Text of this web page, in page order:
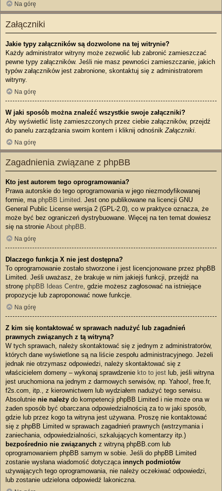
Na górę
Załączniki
Jakie typy załączników są dozwolone na tej witrynie?
Każdy administrator witryny może zezwolić lub zabronić zamieszczać
pewne typy załączników. Jeśli nie masz pewności zamieszczanie, jakich
typów załączników jest zabronione, skontaktuj się z administratorem
witryny.
Na górę
W jaki sposób można znaleźć wszystkie swoje załączniki?
Aby wyświetlić listę zamieszczonych przez ciebie załączników, przejdź
do panelu zarządzania swoim kontem i kliknij odnośnikZałączniki.
Na górę
Zagadnienia związane z phpBB
Kto jest autorem tego oprogramowania?
Prawa autorskie do tego oprogramowania w jego niezmodyfikowanej
formie, ma phpBB Limited. Jest ono publikowane na licencji GNU
General Public License wersja 2 (GPL-2.0), co w praktyce oznacza, że
może być bez ograniczeń dystrybuowane. Więcej na ten temat dowiesz
się na stronie About phpBB.
Na górę
Dlaczego funkcja X nie jest dostępna?
To oprogramowanie zostało stworzone i jest licencjonowane przez phpBB
Limited. Jeśli uważasz, że brakuje w nim jakiejś funkcji, przejdź na
stronę phpBB Ideas Centre, gdzie możesz zagłosować na istniejące
propozycje lub zaproponować nowe funkcje.
Na górę
Z kim się kontaktować w sprawach nadużyć lub zagadnień
prawnych związanych z tą witryną?
W tych sprawach, należy skontaktować się z jednym z administratorów,
których dane wyświetlone są na liście zespołu administracyjnego. Jeżeli
jednak nie otrzymasz odpowiedzi, należy skontaktować się z
właścicielem domeny – wykonaj sprawdzenie kto to jest lub, jeśli witryna
jest uruchomiona na jednym z darmowych serwisów, np. Yahoo!, free.fr,
f2s.com, itp., z kierownictwem lub wydziałem nadużyć tego serwisu.
Absolutnie nie należy do kompetencji phpBB Limited i nie może ona w
żaden sposób być obarczana odpowiedzialnością za to w jaki sposób,
gdzie lub przez kogo ta witryna jest używana. Proszę nie kontaktować
się z phpBB Limited w sprawach zagadnień prawnych (wstrzymania i
zaniechania, odpowiedzialności, szkalujących komentarzy itp.)
bezpośrednio nie związanych z witryną phpBB.com lub
oprogramowaniem phpBB samym w sobie. Jeśli do phpBB Limited
zostanie wysłana wiadomość dotycząca innych podmiotów
używających tego oprogramowania, nie należy oczekiwać odpowiedzi,
lub zostanie udzielona odpowiedź lakoniczna.